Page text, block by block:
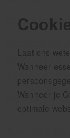
Laat ons
Wanneer
Wanneer je
optimale
08.00 - 12.30u
Wij pauzeren